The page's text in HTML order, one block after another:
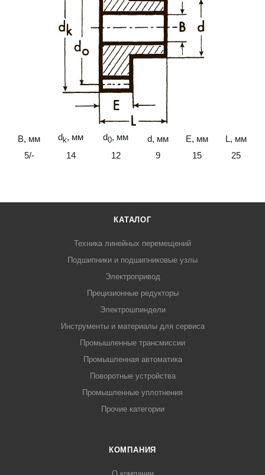
B, мм dk, мм d0, мм d, мм E, мм
L, мм
5/-
14 12 9 15 25
КАТАЛОГ
Техника линейных перемещений
Подшипники и подшипниковые узлы
Электропривод
Прецизионные редукторы
Электрошпиндели
Инструменты и материалы для сервиса
Промышленные трансмиссии
Промышленная автоматика
Поворотные устройства
Промышленные уплотнения
Прочие категории
КОМПАНИЯ